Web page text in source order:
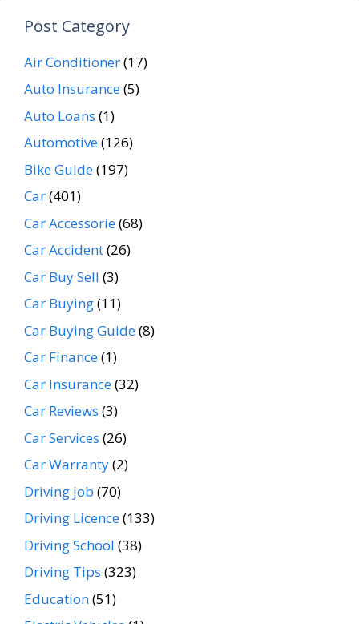
Post Category
Air Conditioner(17)
Auto Insurance(5)
Auto Loans (1)
Automotive(126)
Bike Guide(197)
Car(401)
Car Accessorie(68)
Car Accident(26)
Car Buy Sell (3)
Car Buying(11)
Car Buying Guide(8)
Car Finance(1)
Car Insurance(32)
Car Reviews (3)
Car Services (26)
Car Warranty(2)
Driving job (70)
Driving Licence(133)
Driving School (38)
Driving Tips (323)
Education(51)